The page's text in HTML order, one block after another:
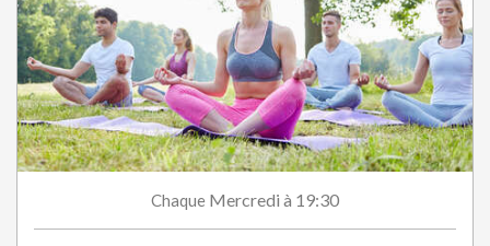
Chaque Mercredi à 19:30